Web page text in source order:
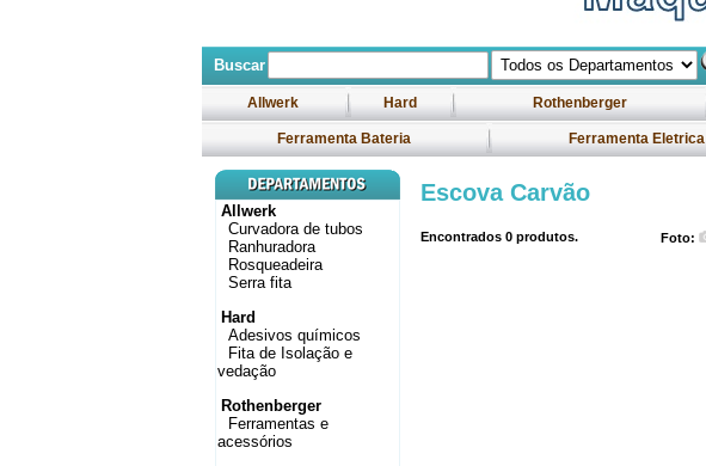
Buscar
Allwerk Hard Rothenberger
Ferramenta Bateria Ferramenta Eletrica
Allwerk
Curvadora de tubos
Ranhuradora
Rosqueadeira
Serra fita
Hard
Adesivos químicos
Fita de Isolação e
vedação
Rothenberger
Ferramentas e
acessórios
Escova Carvão
Encontrados 0produtos. Foto: